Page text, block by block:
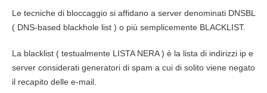
Le tecniche di bloccaggio si affidano a server denominati DNSBL
( DNS-based blackhole list ) o più semplicemente BLACKLIST.
La blacklist ( testualmente LISTA NERA ) è la lista di indirizzi ip e
server considerati generatori di spam a cui di solito viene negato
il recapito delle e-mail